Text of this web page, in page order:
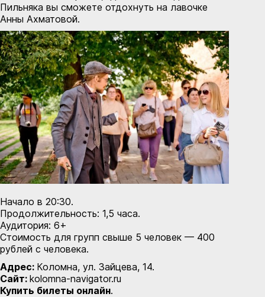
Пильняка вы сможете отдохнуть на лавочке
Анны Ахматовой.
Начало в 20:30.
Продолжительность: 1,5 часа.
Аудитория: 6+
Стоимость для групп свыше 5 человек — 400
рублей с человека.
Адрес: Коломна, ул. Зайцева, 14.
Сайт: kolomna-navigator.ru
Купить билеты онлайн.